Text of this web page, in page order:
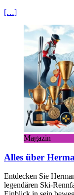
[…]
Magazin
Alles über
Entdecken Sie
legendären Ski-